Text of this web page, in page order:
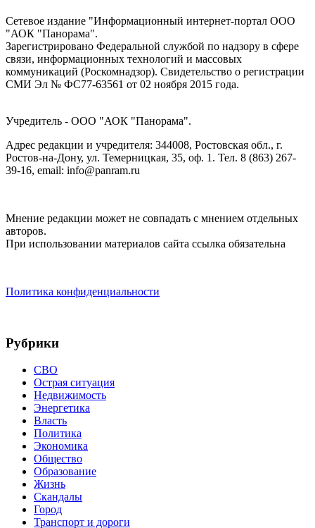
Сетевое издание "Информационный интернет-портал ООО
"АОК "Панорама".
Зарегистрировано Федеральной службой по надзору в сфере
связи, информационных технологий и массовых
коммуникаций (Роскомнадзор). Cвидетельство о регистрации
СМИ Эл № ФС77-63561 от 02 ноября 2015 года.
Учредитель - ООО "АОК "Панорама".
Адрес редакции и учредителя: 344008, Ростовская обл., г.
Ростов-на-Дону, ул. Темерницкая, 35, оф. 1. Тел. 8 (863) 267-
39-16, email: info@panram.ru
Мнение редакции может не совпадать с мнением отдельных
авторов.
При использовании материалов сайта ссылка обязательна
Политика конфиденциальности
Рубрики
СВО
Острая ситуация
Недвижимость
Энергетика
Власть
Политика
Экономика
Общество
Образование
Жизнь
Скандалы
Город
Транспорт и дороги